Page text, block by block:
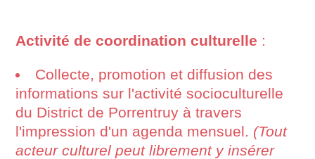
Activité de coordination culturelle :
Collecte, promotion et diffusion des
informations sur l'activité socioculturelle
du District de Porrentruy à travers
l'impression d'un agenda mensuel. (Tout
acteur culturel peut librement y insérer